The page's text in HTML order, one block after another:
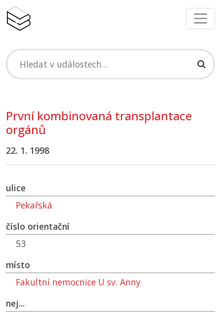
První kombinovaná transplantace
orgánů
22. 1. 1998
ulice
Pekařská
číslo orientační
53
místo
Fakultní nemocnice U sv. Anny
nej...